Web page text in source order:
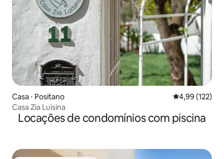
Casa ⋅ Positano 4,99 de uma
4,99 (122)
Casa Zia Luisina
Locações de condomínios com piscina